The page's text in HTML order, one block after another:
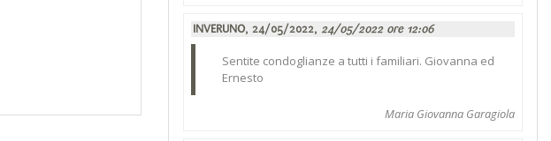
INVERUNO, 24/05/2022, 24/05/2022 ore 12:06
Sentite condoglianze a tutti i familiari. Giovanna ed
Ernesto
Maria Giovanna Garagiola